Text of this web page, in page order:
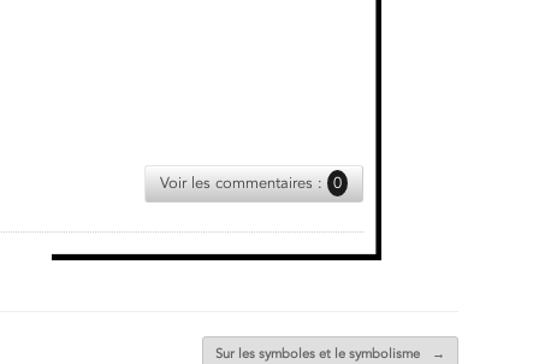
Voir les commentaires : 0
Sur les symboles et le symbolisme →